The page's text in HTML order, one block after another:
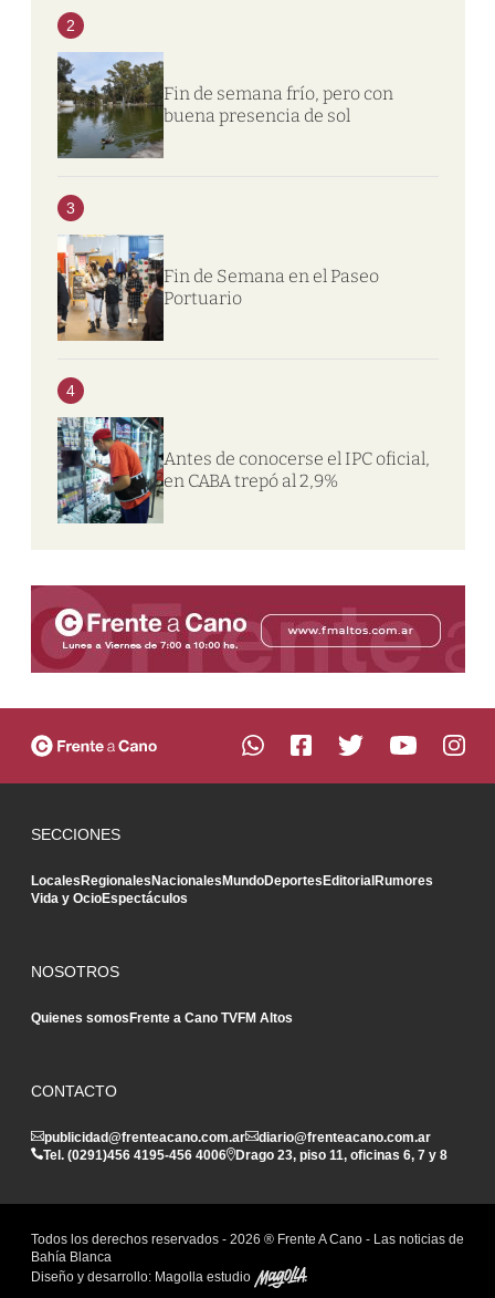
2
Fin de semana frío, pero con
buena presencia de sol
3
Fin de Semana en el Paseo
Portuario
4
Antes de conocerse el IPC oficial,
en CABA trepó al 2,9%
SECCIONES
LocalesRegionalesNacionalesMundoDeportesEditorialRumores
Vida y OcioEspectáculos
NOSOTROS
Quienes somosFrente a Cano TVFM Altos
CONTACTO
publicidad@frenteacano.com.ar
diario@frenteacano.com.ar
Tel. (0291)456 4195-456 4006 Drago 23, piso 11, oficinas 6, 7 y 8
Todos los derechos reservados - 2026 ® Frente A Cano - Las noticias de
Bahía Blanca
Diseño y desarrollo: Magolla estudio